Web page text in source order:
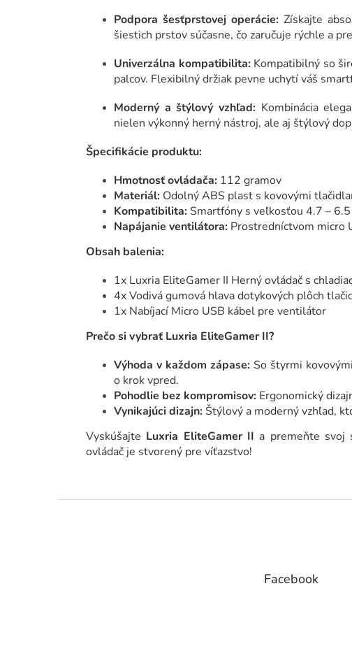
Podpora šesťprstovej operácie:Získajte
šiestich prstov súčasne, čo zaručuje rýchle a
Univerzálna kompatibilita:Kompatibilný so
palcov. Flexibilný držiak pevne uchytí váš
Moderný a štýlový vzhľad: Kombinácia
nielen výkonný herný nástroj, ale aj štýlový
Špecifikácie produktu:
Hmotnosť ovládača: 112 gramov
Materiál: Odolný ABS plast s kovovými
Kompatibilita: Smartfóny s veľkosťou 4.7 –
Napájanie ventilátora: Prostredníctvom micro
Obsah balenia:
1x Luxria EliteGamer II Herný ovládač s
4x Vodivá gumová hlava dotykových plôch
1x Nabíjací Micro USB kábel pre ventilátor
Prečo si vybrať Luxria EliteGamer II?
Výhoda v každom zápase: So štyrmi
o krok vpred.
Pohodlie bez kompromisov: Ergonomický
Vynikajúci dizajn: Štýlový a moderný vzhľad,
Vyskúšajte Luxria EliteGamer II a premeňte svoj
ovládač je stvorený pre víťazstvo!
Facebook